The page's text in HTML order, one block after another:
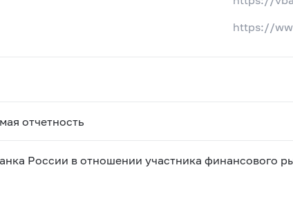
https://
отчетность
России в отношении участника финансового